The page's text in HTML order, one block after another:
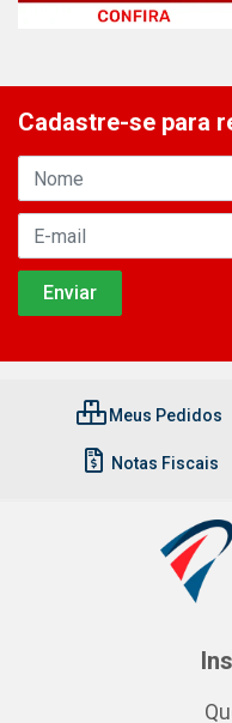
Cadastre-se para
Meus Pedidos
Notas Fiscais